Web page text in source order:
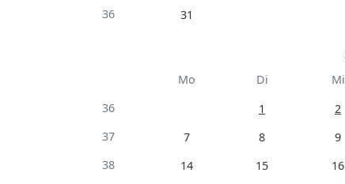
36
31
Mo
Di Mi
36
1 2
37
7 8 9
38
14 15 16